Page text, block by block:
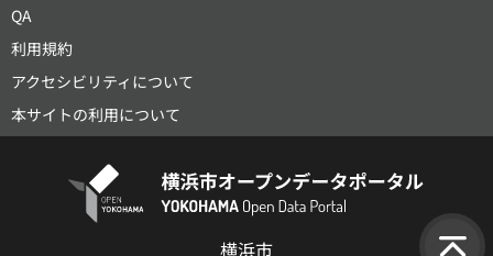
QA
利用規約
アクセシビリティについて
本サイトの利用について
横浜市